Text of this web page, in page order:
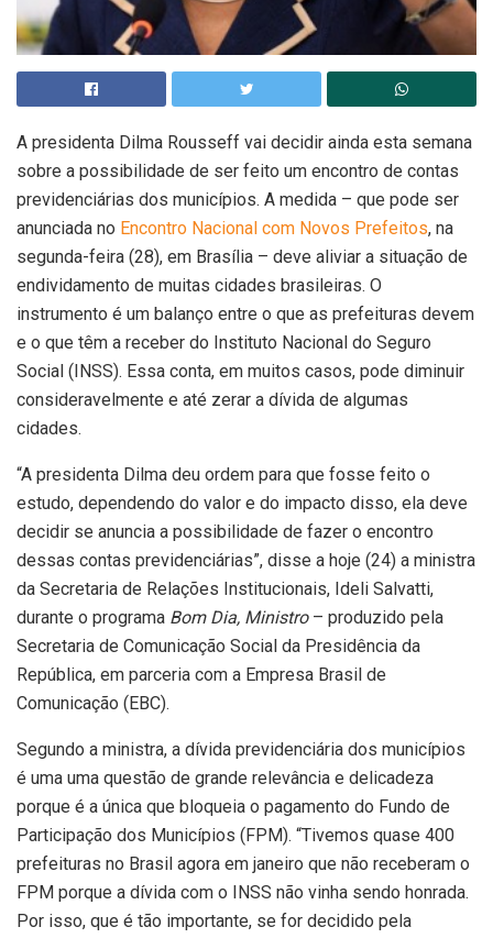
A presidenta Dilma Rousseff vai decidir ainda esta semana
sobre a possibilidade de ser feito um encontro de contas
previdenciárias dos municípios. A medida – que pode ser
anunciada no Encontro Nacional com Novos Prefeitos, na
segunda-feira (28), em Brasília – deve aliviar a situação de
endividamento de muitas cidades brasileiras. O
instrumento é um balanço entre o que as prefeituras devem
e o que têm a receber do Instituto Nacional do Seguro
Social (INSS). Essa conta, em muitos casos, pode diminuir
consideravelmente e até zerar a dívida de algumas
cidades.
“A presidenta Dilma deu ordem para que fosse feito o
estudo, dependendo do valor e do impacto disso, ela deve
decidir se anuncia a possibilidade de fazer o encontro
dessas contas previdenciárias”, disse a hoje (24) a ministra
da Secretaria de Relações Institucionais, Ideli Salvatti,
durante o programa Bom Dia, Ministro– produzido pela
Secretaria de Comunicação Social da Presidência da
República, em parceria com a Empresa Brasil de
Comunicação (EBC).
Segundo a ministra, a dívida previdenciária dos municípios
é uma uma questão de grande relevância e delicadeza
porque é a única que bloqueia o pagamento do Fundo de
Participação dos Municípios (FPM). “Tivemos quase 400
prefeituras no Brasil agora em janeiro que não receberam o
FPM porque a dívida com o INSS não vinha sendo honrada.
Por isso, que é tão importante, se for decidido pela